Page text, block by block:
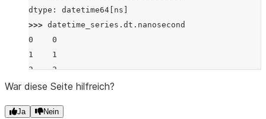
dtype: datetime64[ns]
>>> datetime_series . dt . nanosecond
0    0
1    1
2    2
dtype: int32
War diese Seite hilfreich?
Ja Nein